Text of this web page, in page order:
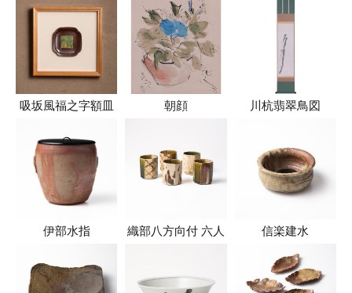
吸坂風福之字額皿 朝顔 川杭翡翠鳥図
伊部水指 織部八方向付 六人 信楽建水